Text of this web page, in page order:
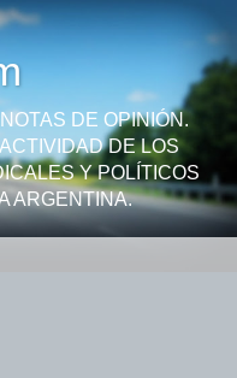
DE OPINIÓN.
DE LOS
Y POLÍTICOS
ARGENTINA.